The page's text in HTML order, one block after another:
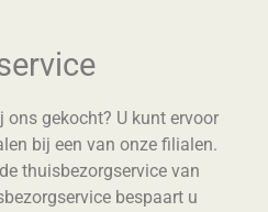
ons gekocht? U kunt ervoor
bij een van onze filialen.
thuisbezorgservice van
bespaart u